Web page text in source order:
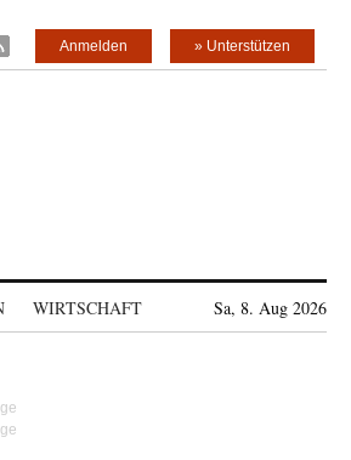
» Unterstützen
Anmelden
WIRTSCHAFT Sa, 8. Aug 2026